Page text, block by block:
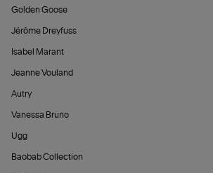
Golden Goose
Jérôme Dreyfuss
Isabel Marant
Jeanne Vouland
Autry
Vanessa Bruno
Ugg
Baobab Collection